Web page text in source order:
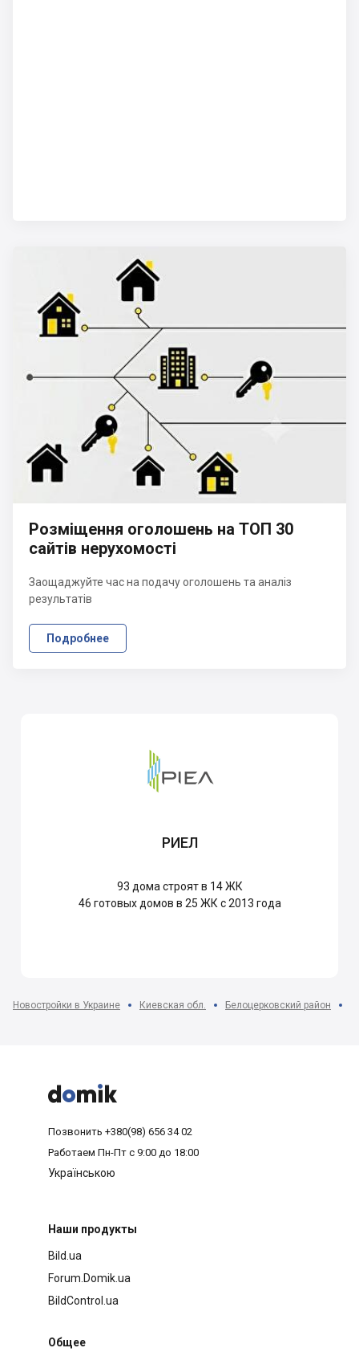
Розміщення оголошень на ТОП 30
сайтів нерухомості
Заощаджуйте час на подачу оголошень та аналіз
результатів
Подробнее
РИЕЛ
93 дома строят в 14 ЖК
46 готовых домов в 25 ЖК с 2013 года
Новостройки в Украине Киевская обл. Белоцерковский район



Позвонить +380(98) 656 34 02
Работаем Пн-Пт с 9:00 до 18:00
Українською
Наши продукты
Bild.ua
Forum.Domik.ua
BildControl.ua
Общее